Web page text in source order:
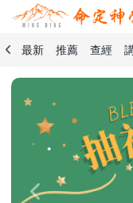
最新 推薦 查經
禱告精選
見證精選
101課程
洗禮禮文
聖餐禮文
04 民數記
07 士師記
08 路得記
Previous